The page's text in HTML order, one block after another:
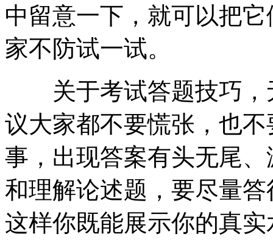
中留意一下，就可以把
家不防试一试。
关于考试答题技巧，
议大家都不要慌张，也
事，出现答案有头无尾
和理解论述题，要尽量
这样你既能展示你的真